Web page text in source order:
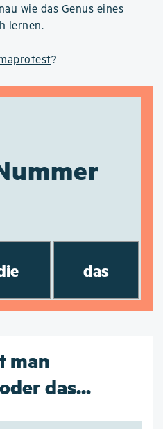
wie das Genus eines
lernen.
?
das
man
das...